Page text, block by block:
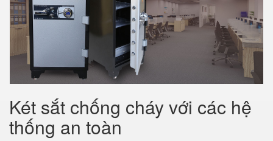
Két sắt chống cháy với các hệ
thống an toàn